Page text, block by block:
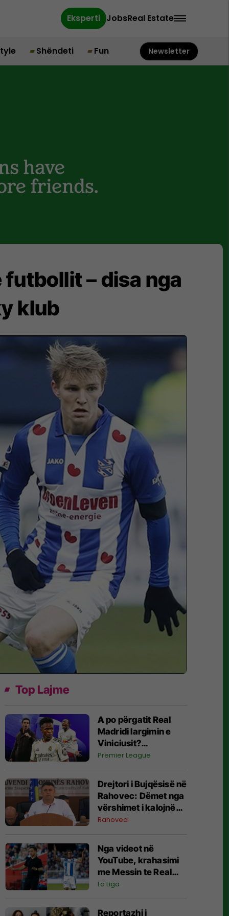
Eksperti JobsReal Estate
Shëndeti Fun Newsletter
– disa nga
klub
Top Lajme
A po përgatit Real
Madridi largimin e
Viniciusit?
Transferimi i
interesi i Arsenalit po
ngrenë shumë
pikëpyetje
Premier League
Drejtori i Bujqësisë në
Rahovec: Dëmet nga
vërshimet i kalojnë
400 mijë euro,
fermerët
Rahoveci
Nga videot në
YouTube, krahasimi
me Messin te Real
Madridi: Si u zbulua
Diomande
La Liga
Reportazhi i